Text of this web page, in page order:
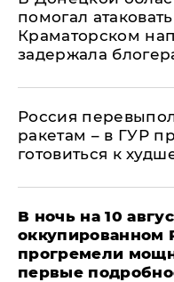
помогал
Краматорском
задержала
Россия
ракетам – в ГУР
готовиться к
В ночь на 10
прогремели
первые